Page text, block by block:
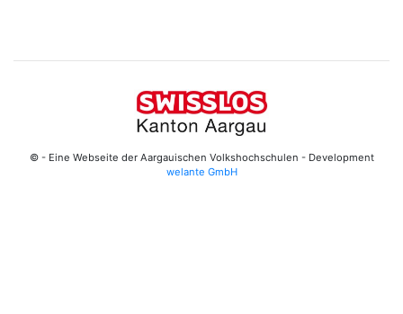
© - Eine Webseite der Aargauischen Volkshochschulen - Development
welante GmbH